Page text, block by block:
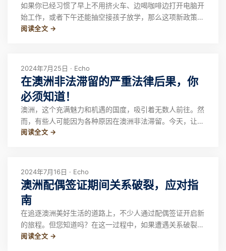
如果你已经习惯了早上不用挤火车、边喝咖啡边打开电脑开
始工作，或者下午还能抽空接孩子放学，那么这项新政策可
能和你息息相关。 如果你在维州工作，而且你的岗位具备
正式向议会提交新法案，计划将“居家办公权
阅读全文 →
2024年7月25日 · Echo
在澳洲非法滞留的严重法律后果，你
必须知道！
澳洲，这个充满魅力和机遇的国度，吸引着无数人前往。然
而，有些人可能因为各种原因在澳洲非法滞留。今天，让我
们深入了解一下在澳洲非法滞留所带来的法律风险和严重后
阅读全文 →
2024年7月16日 · Echo
澳洲配偶签证期间关系破裂，应对指
南
在追逐澳洲美好生活的道路上，不少人通过配偶签证开启新
的旅程。但您知道吗？在这一过程中，如果遭遇关系破裂，
尤其是面临家暴、人身控制、威胁、资金操控等棘手情况，
阅读全文 →